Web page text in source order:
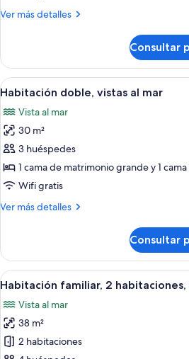
aVer más detalles
Más
doble,
vistas
a
montaña
Consultar
Abrir
todas
las
fotos
de
Habitación
doble,
al
Una
10
Habitación doble, vistas al mar
Vista al mar
30 m²
3 huéspedes
1 cama de matrimonio grande y 1
Wifi gratis
Ver más detalles
Más
doble,
vistas
al
Consultar
Abrir
todas
las
fotos
de
Una
10
Habitación familiar, 2 habitaciones,
Vista al mar
38 m²
2 habitaciones